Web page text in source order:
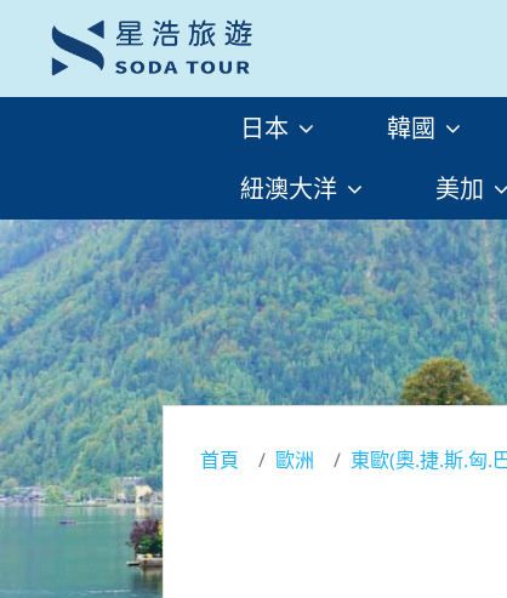
日本 韓國
紐澳大洋
美加
首頁 歐洲 東歐(奧.捷.斯.匈.